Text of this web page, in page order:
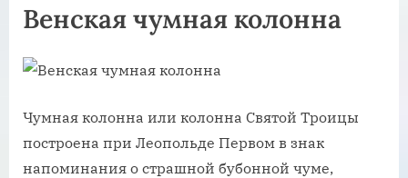
Венская чумная колонна
Чумная колонна или колонна Святой Троицы
построена при Леопольде Первом в знак
напоминания о страшной бубонной чуме,